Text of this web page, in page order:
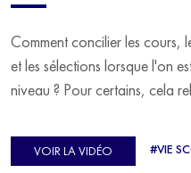
Comment concilier les cours,
et les sélections lorsque l'on
niveau ? Pour certains, cela
d'Europe de Horse-ball, qui a
avant de trouver un nouvel
VOIR LA VIDÉO #VIE